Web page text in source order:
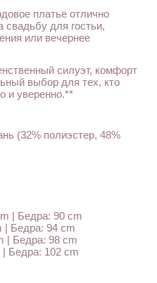
платье отлично
свадьбу для гостьи,
или вечернее
силуэт, комфорт
выбор для тех, кто
и уверенно.**
(32% полиэстер, 48%
| Бедра: 90 cm
| Бедра: 94 cm
| Бедра: 98 cm
| Бедра: 102 cm